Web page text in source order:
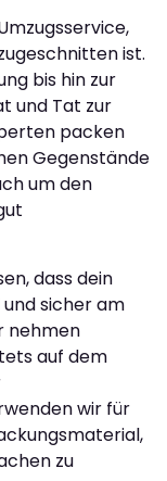
ist.
bis hin zur
und Tat zur
packen
Gegenstände
um den
dass dein
sicher am
nehmen
auf dem
wir für
zu